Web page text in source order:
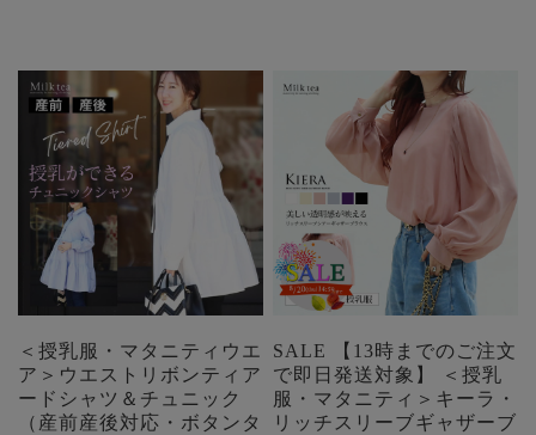
＜授乳服・マタニティウエ
ア＞ウエストリボンティア
ードシャツ＆チュニック
（産前産後対応・ボタンタ
SALE 【13時までのご注文
で即日発送対象】 ＜授乳
服・マタニティ＞キーラ・
リッチスリーブギャザーブ